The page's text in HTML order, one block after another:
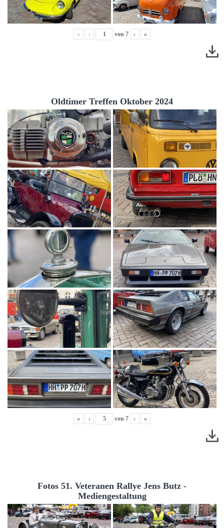
« ‹ von 7 › »
Oldtimer Treffen Oktober 2024
« ‹ von 7 › »
Fotos 51. Veteranen Rallye Jens Butz -
Mediengestaltung